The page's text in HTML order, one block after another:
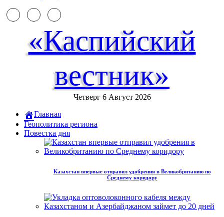
«Каспийский
вестник»
Четверг 6 Август 2026
Главная
Геополитика региона
Повестка дня
Казахстан впервые отправил удобрения в Великобританию по
Среднему коридору